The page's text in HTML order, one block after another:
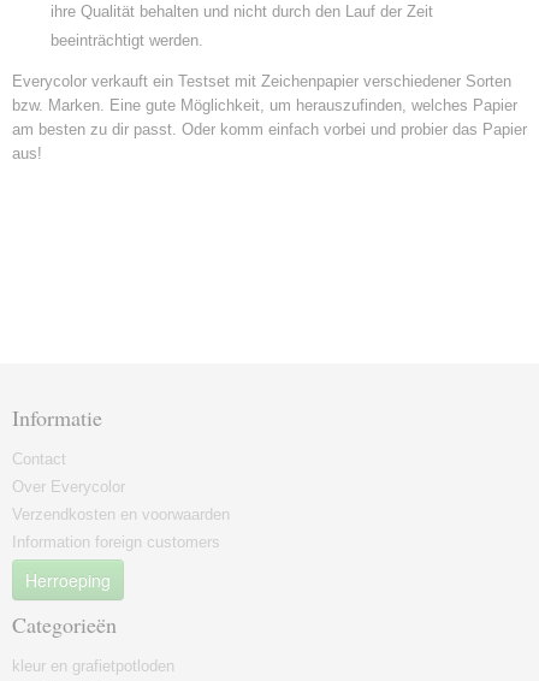
ihre Qualität behalten und nicht durch den Lauf der Zeit
beeinträchtigt werden.
Everycolor verkauft ein Testset mit Zeichenpapier verschiedener Sorten
bzw. Marken. Eine gute Möglichkeit, um herauszufinden, welches Papier
am besten zu dir passt. Oder komm einfach vorbei und probier das Papier
aus!
Informatie
Contact
Over Everycolor
Verzendkosten en voorwaarden
Information foreign customers
Herroeping
Categorieën
kleur en grafietpotloden